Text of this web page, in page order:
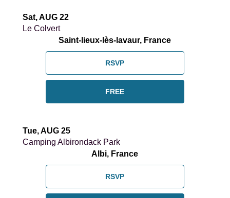
Sat, AUG 22
Le Colvert
Saint-lieux-lès-lavaur, France
RSVP
FREE
Tue, AUG 25
Camping Albirondack Park
Albi, France
RSVP